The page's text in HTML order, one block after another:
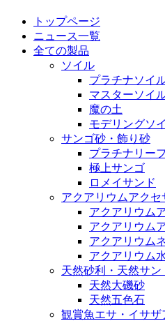
トップページ
ニュース一覧
全ての製品
ソイル
プラチナソイ
マスターソイ
魔の土
モデリングソ
サンゴ砂・飾り砂
プラチナリー
極上サンゴ
ロメイサンド
アクアリウムアクセ
アクアリウム
アクアリウム
アクアリウム
アクアリウム
天然砂利・天然サン
天然大磯砂
天然五色石
観賞魚エサ・イサザ